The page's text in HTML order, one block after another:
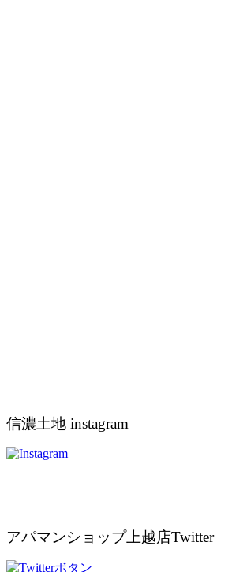
信濃土地 instagram
アパマンショップ上越店Twitter